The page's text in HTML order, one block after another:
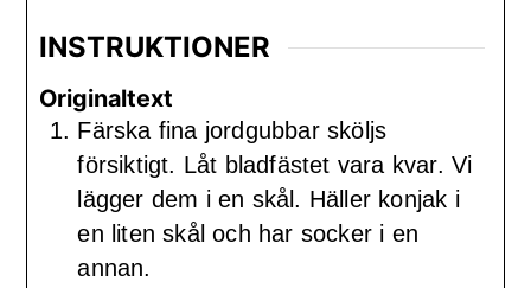
INSTRUKTIONER
Originaltext
Färska fina jordgubbar sköljs
försiktigt. Låt bladfästet vara kvar. Vi
lägger dem i en skål. Häller konjak i
en liten skål och har socker i en
annan.